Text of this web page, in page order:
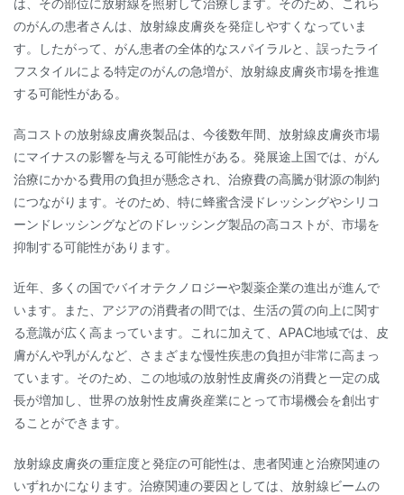
のがんの患者さんは、放射線皮膚炎を発症しやすくなっていま
す。したがって、がん患者の全体的なスパイラルと、誤ったライ
フスタイルによる特定のがんの急増が、放射線皮膚炎市場を推進
する可能性がある。
高コストの放射線皮膚炎製品は、今後数年間、放射線皮膚炎市場
にマイナスの影響を与える可能性がある。発展途上国では、がん
治療にかかる費用の負担が懸念され、治療費の高騰が財源の制約
につながります。そのため、特に蜂蜜含浸ドレッシングやシリコ
ーンドレッシングなどのドレッシング製品の高コストが、市場を
抑制する可能性があります。
近年、多くの国でバイオテクノロジーや製薬企業の進出が進んで
います。また、アジアの消費者の間では、生活の質の向上に関す
る意識が広く高まっています。これに加えて、APAC地域では、皮
膚がんや乳がんなど、さまざまな慢性疾患の負担が非常に高まっ
ています。そのため、この地域の放射性皮膚炎の消費と一定の成
長が増加し、世界の放射性皮膚炎産業にとって市場機会を創出す
ることができます。
放射線皮膚炎の重症度と発症の可能性は、患者関連と治療関連の
いずれかになります。治療関連の要因としては、放射線ビームの